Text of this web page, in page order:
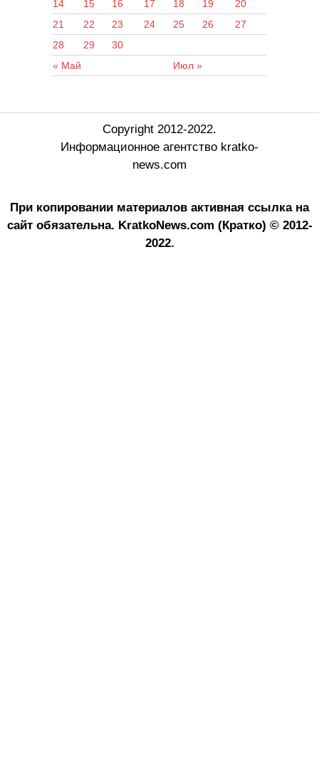
« Май Июл »
14
15 16 17 18 19
20
21
22 23 24 25 26
27
28
29 30
Copyright 2012-2022.
Информационное агентство kratko-
news.com
При копировании материалов активная ссылка на
сайт обязательна. KratkoNews.com (Кратко) © 2012-
2022.